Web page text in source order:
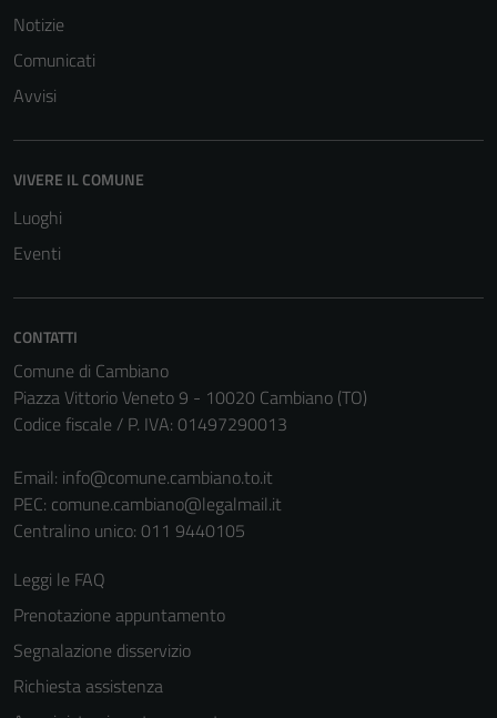
Notizie
Comunicati
Avvisi
VIVERE IL COMUNE
Luoghi
Eventi
CONTATTI
Comune di Cambiano
Piazza Vittorio Veneto 9 - 10020 Cambiano (TO)
Codice fiscale / P. IVA: 01497290013
Email: info@comune.cambiano.to.it
PEC: comune.cambiano@legalmail.it
Centralino unico: 011 9440105
Leggi le FAQ
Prenotazione appuntamento
Segnalazione disservizio
Richiesta assistenza